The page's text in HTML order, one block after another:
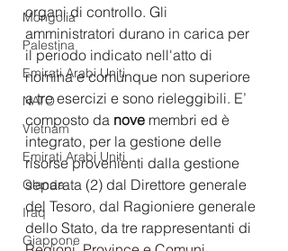
Mongolia
Palestina
Emirati Arabi Uniti
NATO
Vietnam
Emirati Arabi Uniti
Olanda
Iraq
Giappone
organi di controllo. Gli
amministratori durano in carica per
il periodo indicato nell'atto di
nomina e comunque non superiore
a tre esercizi e sono rieleggibili. E’
composto da nove membri ed è
integrato, per la gestione delle
risorse provenienti dalla gestione
separata (2) dal Direttore generale
del Tesoro, dal Ragioniere generale
dello Stato, da tre rappresentanti di